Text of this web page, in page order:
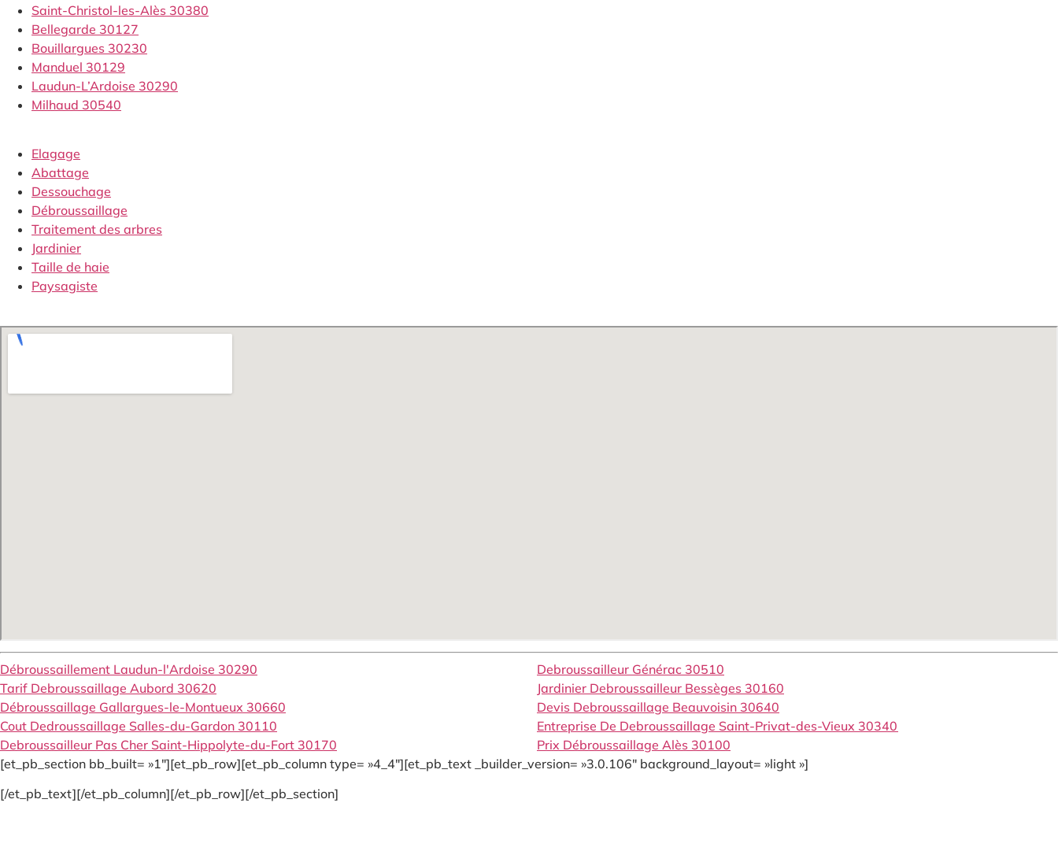
Saint-Christol-les-Alès 30380
Bellegarde 30127
Bouillargues 30230
Manduel 30129
Laudun-L’Ardoise 30290
Milhaud 30540
Elagage
Abattage
Dessouchage
Débroussaillage
Traitement des arbres
Jardinier
Taille de haie
Paysagiste
Débroussaillement Laudun-l'Ardoise 30290
Tarif Debroussaillage Aubord 30620
Débroussaillage Gallargues-le-Montueux 30660
Cout Dedroussaillage Salles-du-Gardon 30110
Debroussailleur Pas Cher Saint-Hippolyte-du-Fort 30170
Debroussailleur Générac 30510
Jardinier Debroussailleur Bessèges 30160
Devis Debroussaillage Beauvoisin 30640
Entreprise De Debroussaillage Saint-Privat-des-Vieux 30340
Prix Débroussaillage Alès 30100
[et_pb_section bb_built= »1″][et_pb_row][et_pb_column type= »4_4″][et_pb_text _builder_version= »3.0.106″ background_layout= »light »]
[/et_pb_text][/et_pb_column][/et_pb_row][/et_pb_section]